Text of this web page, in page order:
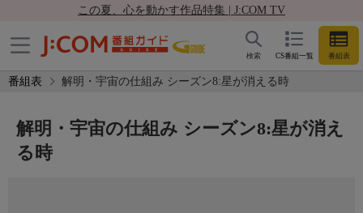
この夏、心を動かす作品特集 | J:COM TV
CS番組一覧 番組表
検索
番組表 解明・宇宙の仕組み シーズン8:星が消える時
解明・宇宙の仕組み シーズン8:星が消え
る時